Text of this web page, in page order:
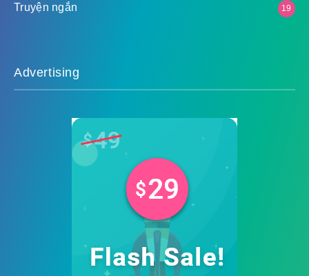
Truyện ngắn 19
Advertising